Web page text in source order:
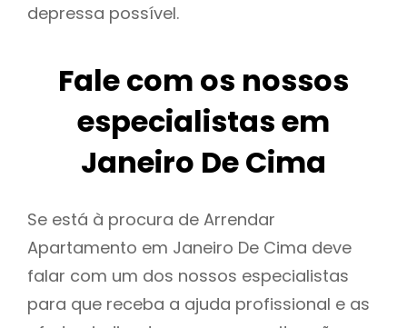
depressa possível.
Fale com os nossos
especialistas em
Janeiro De Cima
Se está à procura de Arrendar
Apartamento em Janeiro De Cima deve
falar com um dos nossos especialistas
para que receba a ajuda profissional e as